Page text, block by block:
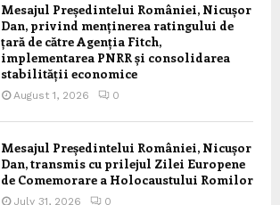
Mesajul Președintelui României, Nicușor
Dan, privind menținerea ratingului de
țară de către Agenția Fitch,
implementarea PNRR și consolidarea
stabilității economice
August 1, 2026 0
Mesajul Președintelui României, Nicușor
Dan, transmis cu prilejul Zilei Europene
de Comemorare a Holocaustului Romilor
July 31, 2026 0